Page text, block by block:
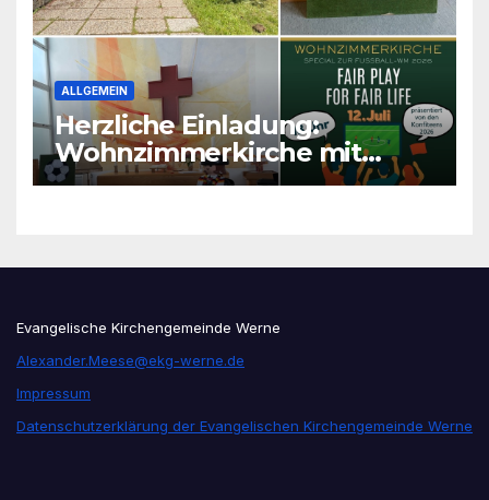
ALLGEMEIN
Herzliche Einladung:
Wohnzimmerkirche mit
unseren Konfis
Evangelische Kirchengemeinde Werne
Alexander.Meese@ekg-werne.de
Impressum
Datenschutzerklärung der Evangelischen Kirchengemeinde Werne